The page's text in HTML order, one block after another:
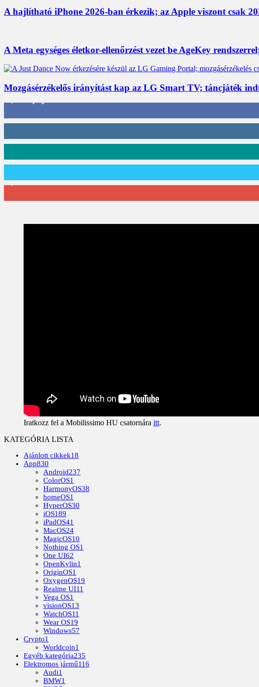
A hajlítható iPhone 2026-ban érkezik; az Apple viszont csak
A Meta egységes életkor-ellenőrzést vezet be AgeKey
Mozgásérzékelős irányítást kap az LG Smart TV; táncjáték
412 Követő
59 Követő
101 Követő
2,589 Feliratkozó
Iratkozz fel a Mobilissimo HU csatornára itt.
KATEGÓRIA LISTA
Ajánlott cikkek18
App830
Android237
ColorOS1
HarmonyOS38
homeOS1
HyperOS30
iOS189
iPadOS41
MacOS24
MagicOS10
Nothing OS1
One UI62
OpenKylin1
OriginOS1
OxygenOS19
Realme UI11
Vega OS1
visionOS13
WatchOS11
Wear OS19
Windows57
Crypto1
Worldcoin1
Egyéb kategória235
Elektromos jármű116
Audi1
BMW1